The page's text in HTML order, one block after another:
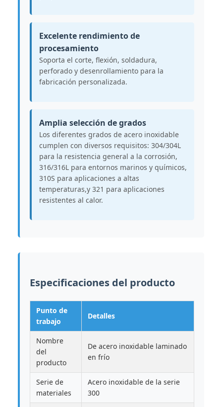
Excelente rendimiento de
procesamiento
Soporta el corte, flexión, soldadura,
perforado y desenrollamiento para la
fabricación personalizada.
Amplia selección de grados
Los diferentes grados de acero inoxidable
cumplen con diversos requisitos: 304/304L
para la resistencia general a la corrosión,
316/316L para entornos marinos y químicos,
310S para aplicaciones a altas
temperaturas,y 321 para aplicaciones
resistentes al calor.
Especificaciones del producto
Punto de
trabajo
Detalles
Nombre
del
producto
De acero inoxidable laminado
en frío
Serie de
materiales
Acero inoxidable de la serie
300